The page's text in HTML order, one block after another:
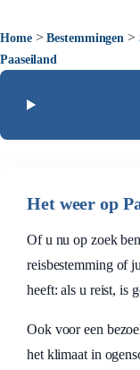
Home>Bestemmingen >
Paaseiland
Het weer op
Of u nu op zoek
reisbestemming of
heeft: als u reist, is
Ook voor een
het klimaat in